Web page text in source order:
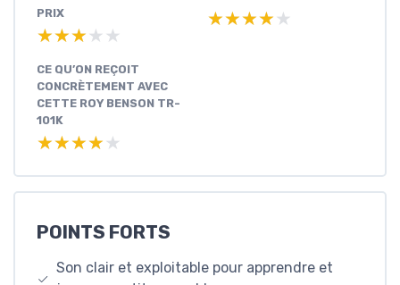
PRIX
★★★★★
★★★★★
★★★★★
★★★★★
CE QU’ON REÇOIT
CONCRÈTEMENT AVEC
CETTE ROY BENSON TR-
101K
★★★★★
★★★★★
POINTS FORTS
Son clair et exploitable pour apprendre et